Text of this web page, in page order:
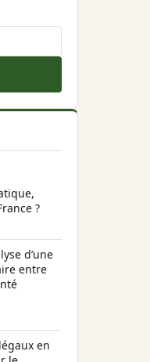
?
d’une
entre
en